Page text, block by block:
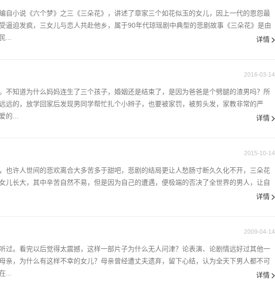
自小说《六个梦》之三《三朵花》，讲述了章家三个如花似玉的女儿，因上一代的恩怨最
逼迫发疯，三女儿与恋人共赴他乡，属于90年代琼瑶剧中典型的悲剧故事《三朵花》是由
...
详情
2016-03-14
不知道为什么妈妈连生了三个孩子，婚姻还是结束了，是因为爸爸是个劈腿的渣男吗？所
远的，放学回家后发现男同学帮忙扎个小辫子，也要被家罚，被剪头发，家教非常的严
的...
详情
2015-10-14
也许人世间的悲欢离合大多苦多于甜吧，悲剧的结局更让人愁肠寸断久久化不开，三朵花
儿长大，其中辛苦自然不易，但是因为自己的遭遇，便极端的否决了全世界的男人，让自
详情
2009-04-14
过。看完以后觉得太震撼，这样一部片子为什么无人问津？论表演、论剧情远好过其他一
亲，为什么有这样不幸的女儿？母亲曾经遭丈夫遗弃，留下心结，认为全天下男人都不可
...
详情